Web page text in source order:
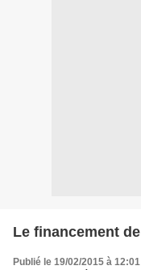
Le financement
Publié le 19/02/2015 à 12:01